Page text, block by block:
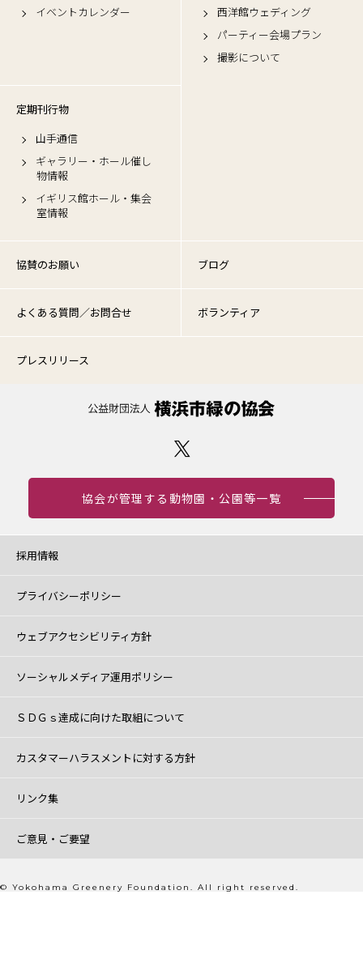
イベントカレンダー
西洋館ウェディング
パーティー会場プラン
撮影について
定期刊行物
山手通信
ギャラリー・ホール催し
物情報
イギリス館ホール・集会
室情報
協賛のお願い ブログ
よくある質問／お問合せ ボランティア
プレスリリース
協会が管理する動物園・公園等一覧
採用情報
プライバシーポリシー
ウェブアクセシビリティ方針
ソーシャルメディア運用ポリシー
ＳＤＧｓ達成に向けた取組について
カスタマーハラスメントに対する方針
リンク集
ご意見・ご要望
© Yokohama Greenery Foundation. All right reserved.